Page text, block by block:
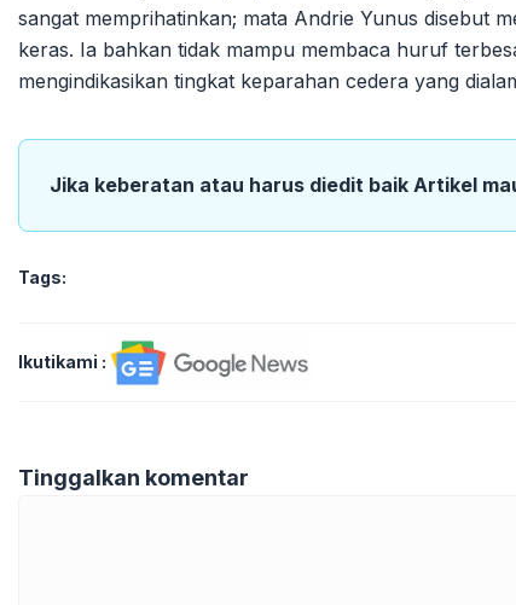
sangat memprihatinkan; mata Andrie Yunus disebut
keras. Ia bahkan tidak mampu membaca huruf
mengindikasikan tingkat keparahan cedera yang
Jika keberatan atau harus diedit baik Artikel
Tags:
Ikutikami :
Tinggalkan komentar